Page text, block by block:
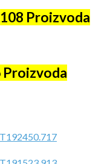
108 Proizvoda
Proizvoda